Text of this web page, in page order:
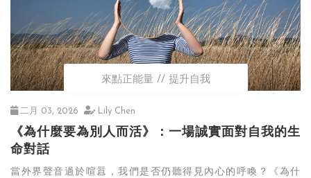
來點正能量 提升自我
二月 03, 2026 Lily Chen
《為什麼要為別人而活》：一場誠實面對自我的生
命對話
當外界聲音過於喧囂，我們是否仍聽得見內心的呼喚？《為什